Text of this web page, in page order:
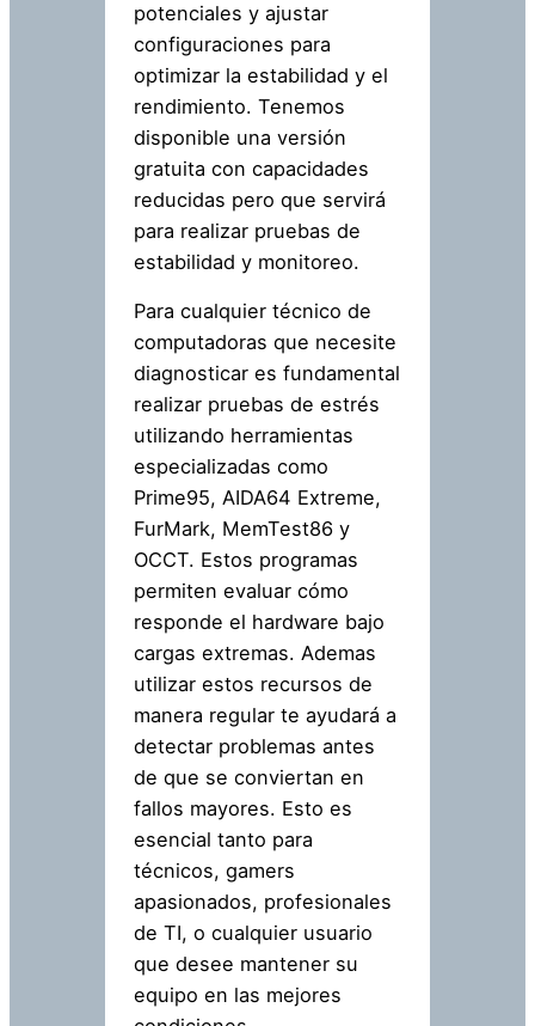
potenciales y ajustar
configuraciones para
optimizar la estabilidad y el
rendimiento. Tenemos
disponible una versión
gratuita con capacidades
reducidas pero que servirá
para realizar pruebas de
estabilidad y monitoreo.
Para cualquier técnico de
computadoras que necesite
diagnosticar es fundamental
realizar pruebas de estrés
utilizando herramientas
especializadas como
Prime95, AIDA64 Extreme,
FurMark, MemTest86 y
OCCT. Estos programas
permiten evaluar cómo
responde el hardware bajo
cargas extremas. Ademas
utilizar estos recursos de
manera regular te ayudará a
detectar problemas antes
de que se conviertan en
fallos mayores. Esto es
esencial tanto para
técnicos, gamers
apasionados, profesionales
de TI, o cualquier usuario
que desee mantener su
equipo en las mejores